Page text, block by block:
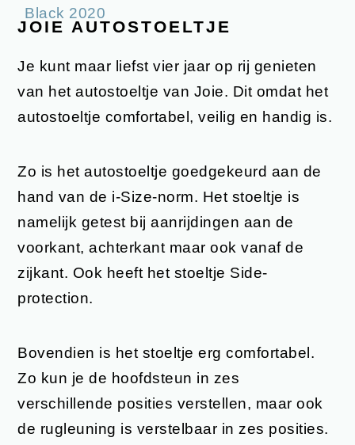
JOIE AUTOSTOELTJE
Je kunt maar liefst vier jaar op rij genieten
van het autostoeltje van Joie. Dit omdat het
autostoeltje comfortabel, veilig en handig is.
Zo is het autostoeltje goedgekeurd aan de
hand van de i-Size-norm. Het stoeltje is
namelijk getest bij aanrijdingen aan de
voorkant, achterkant maar ook vanaf de
zijkant. Ook heeft het stoeltje Side-
protection.
Bovendien is het stoeltje erg comfortabel.
Zo kun je de hoofdsteun in zes
verschillende posities verstellen, maar ook
de rugleuning is verstelbaar in zes posities.